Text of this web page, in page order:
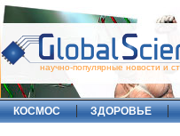
научно-популярные новости и
КОСМОС ЗДОРОВЬЕ